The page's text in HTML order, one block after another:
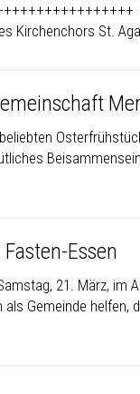
Kirchenchors St.
Essen
21. März, im
Gemeinde helfen,